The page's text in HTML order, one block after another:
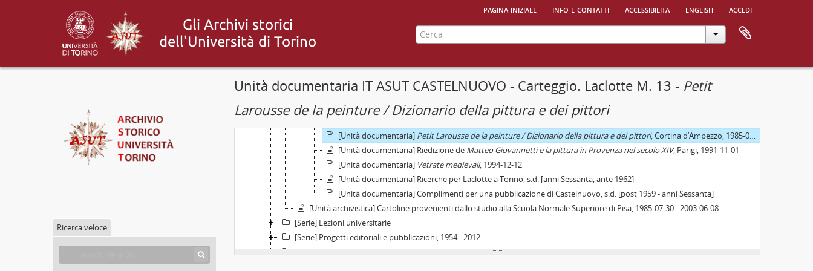
pagina iniziale info e contatti accessibilità english accedi
Ricerca veloce
Unità documentaria IT ASUT CASTELNUOVO - Carteggio. Laclotte M. 13 - Petit
Larousse de la peinture / Dizionario della pittura e dei pittori
[Unità documentaria] Felicitazioni per il matrimonio, Parigi, 1962-12-31
[Unità documentaria] Voce Attribution per ilPetit Larousse de la peinture, Parigi, 1970-03-09
[Unità documentaria]Petit Larousse de la peinture / Dizionario della pittura e dei pittori
Petit Larousse de la peinture / Dizionario della pittura e dei pittori
[Unità documentaria] Petit Larousse de la peinture / Dizionario della pittura e dei pittori, Cortina d’Ampezzo, 1985-08-07
[Unità documentaria] Riedizione de Matteo Giovannetti e la pittura in Provenza nel secolo XIV, Parigi, 1991-11-01
[Unità documentaria] Vetrate medievali, 1994-12-12
[Unità documentaria] Ricerche per Laclotte a Torino, s.d. [anni Sessanta, ante 1962]
[Unità documentaria] Complimenti per una pubblicazione di Castelnuovo, s.d. [post 1959 - anni Sessanta]
[Unità archivistica] Cartoline provenienti dallo studio alla Scuola Normale Superiore di Pisa, 1985-07-30 - 2003-06-08
[Serie] Lezioni universitarie
[Serie] Progetti editoriali e pubblicazioni, 1954 - 2012
[Serie] Progetti editoriali e pubblicazioni inediti, 1954 - 2014